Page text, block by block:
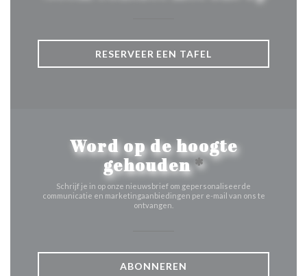
RESERVEER EEN TAFEL
Word op de hoogte
gehouden*
Schrijf je in op onze nieuwsbrief om gepersonaliseerde
communicatie en marketingaanbiedingen per e-mail van ons te
ontvangen.
ABONNEREN